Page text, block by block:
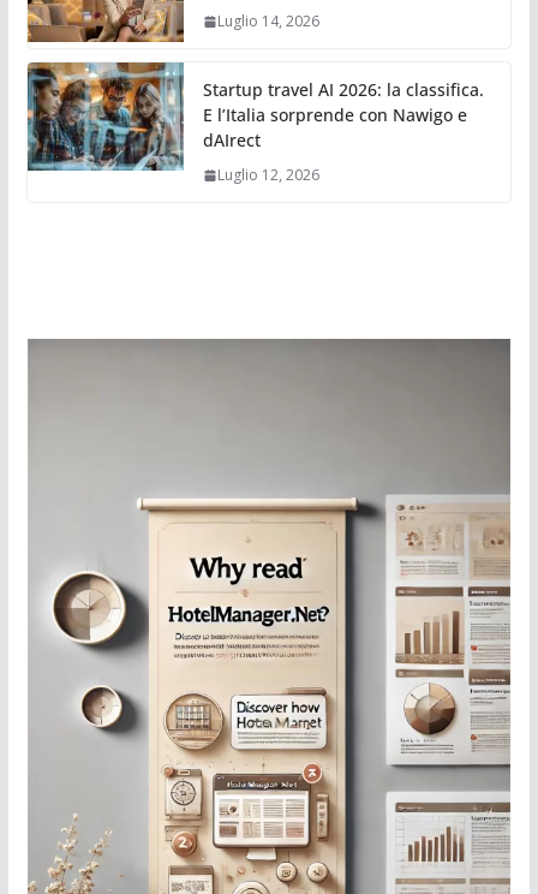
Luglio 14, 2026
Startup travel AI 2026: la classifica.
E l’Italia sorprende con Nawigo e
dAIrect
Luglio 12, 2026